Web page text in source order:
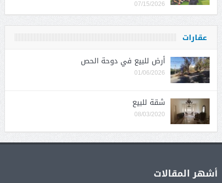
07/15/2026
عقارات
أرض للبيع في دوحة الحص
01/06/2026
شقة للبيع
08/03/2020
أشهر المقالات